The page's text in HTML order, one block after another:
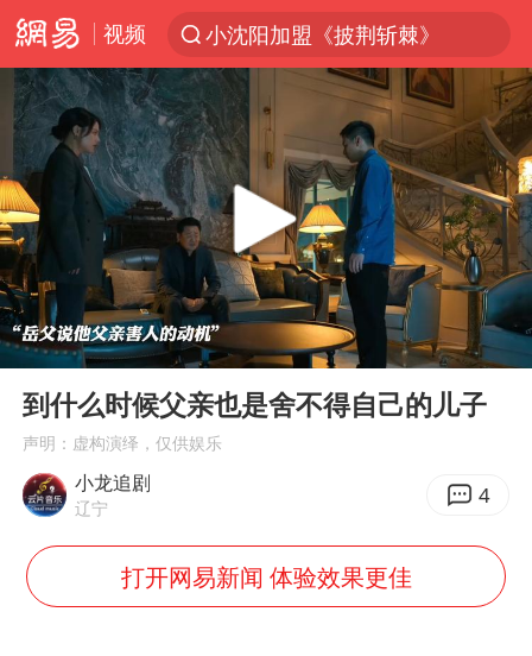
视频
小沈阳加盟《披荆斩棘》
台风“白海豚”登陆 各地各部门全力应对
白海豚雨量超越利奇马、巴威
人形机器人第一股
上海地铁4条线路全线停运
宇树申购 中一签有望赚20万元
4.2平卫生间补漏注胶花1.55万
白海豚路径图
武汉3名城管协管员殴打摊主被刑拘
律师谈贾冰私人饭局被偷拍
男子结婚8年3个女儿都不是亲生
Play
00:00 01:07
到什么时候父亲也是舍不得自己的儿子
声明：虚构演绎，仅供娱乐
小龙追剧
辽宁 4
打开网易新闻 体验效果更佳